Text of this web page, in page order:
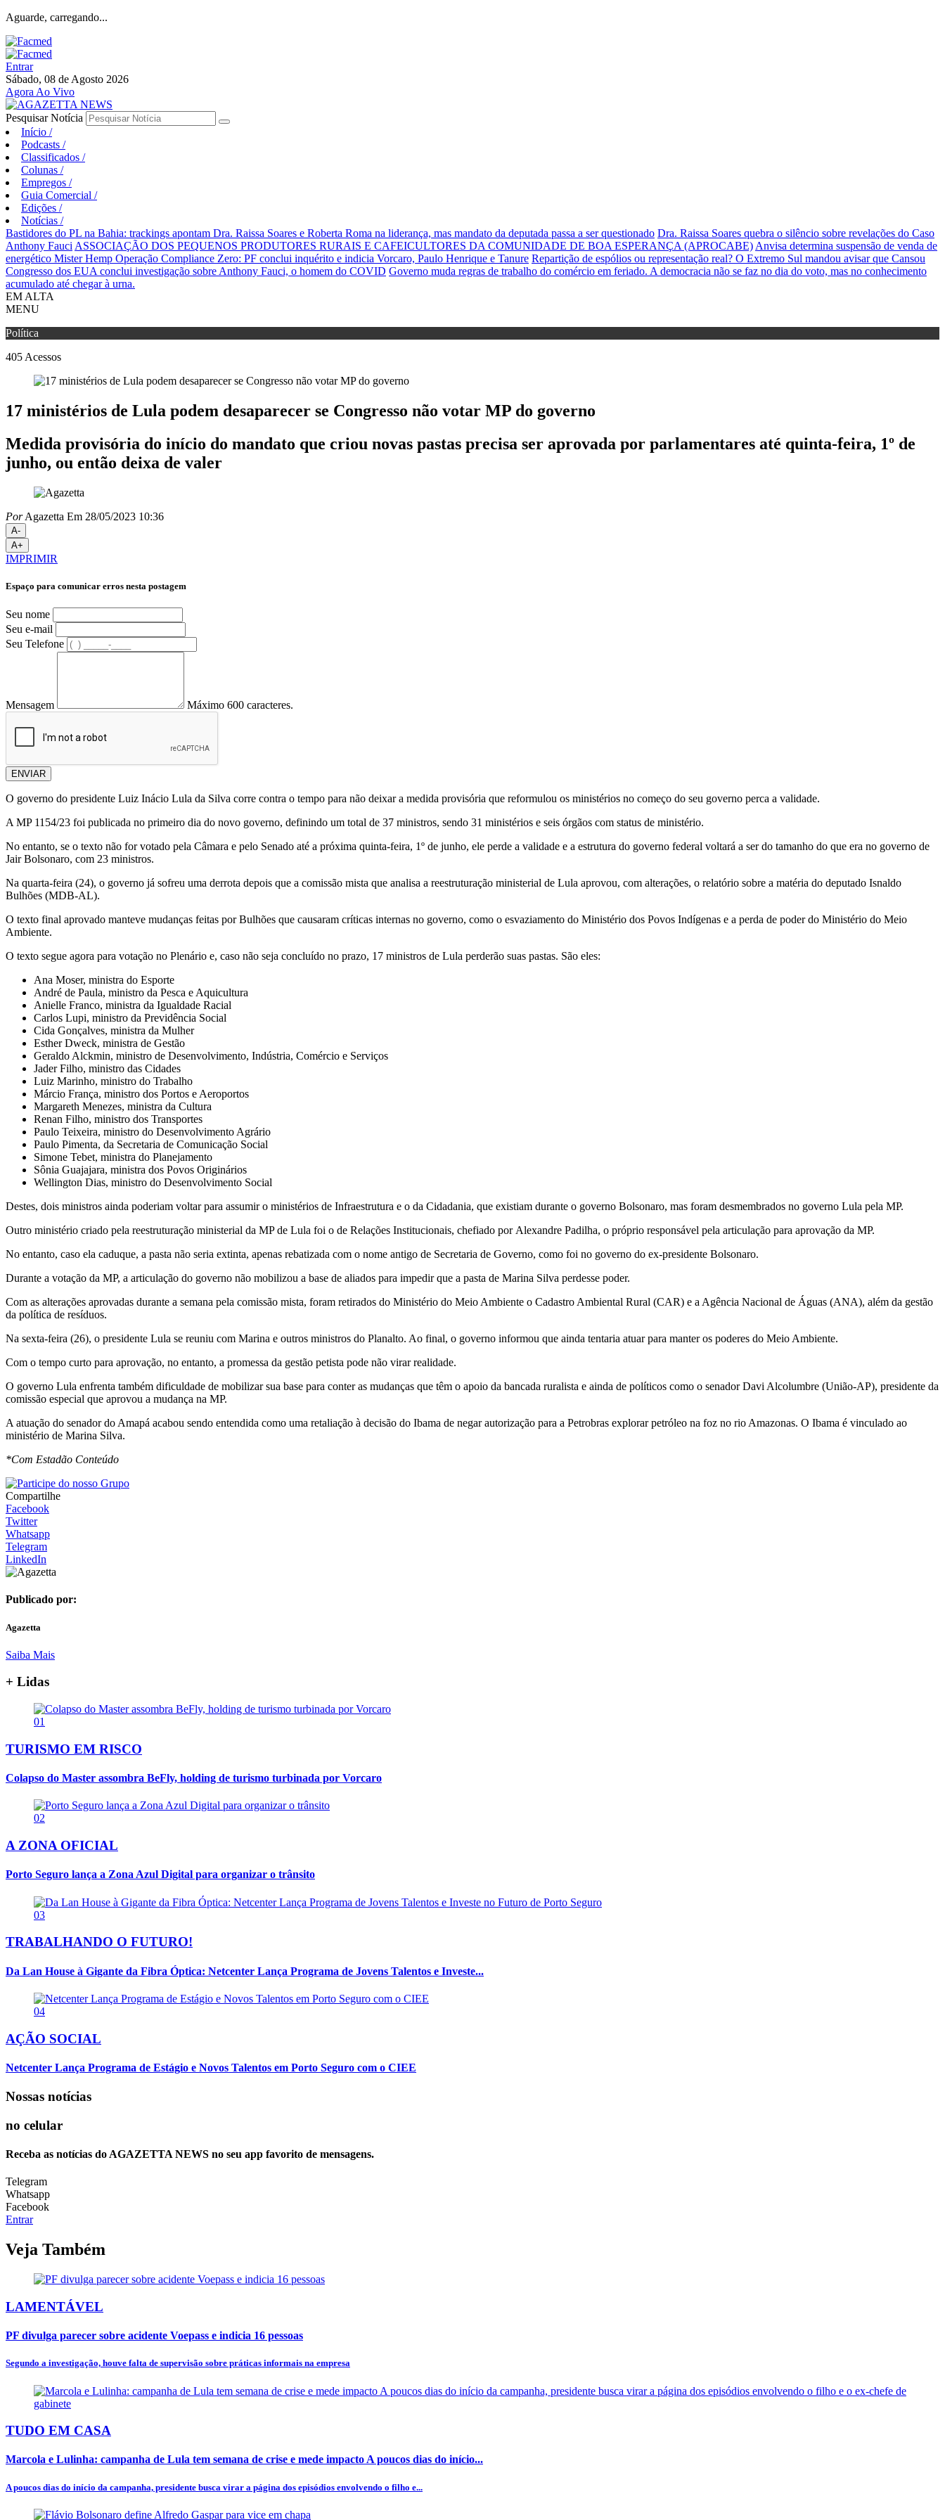
Aguarde, carregando...
Entrar
Sábado, 08 de Agosto 2026
Agora Ao Vivo
Pesquisar Notícia
Início /
Podcasts /
Classificados /
Colunas /
Empregos /
Guia Comercial /
Edições /
Notícias /
Bastidores do PL na Bahia: trackings apontam Dra. Raissa Soares e Roberta Roma na liderança, mas mandato da deputada passa a ser questionado Dra. Raissa Soares quebra o silêncio sobre revelações do Caso
Anthony Fauci ASSOCIAÇÃO DOS PEQUENOS PRODUTORES RURAIS E CAFEICULTORES DA COMUNIDADE DE BOA ESPERANÇA (APROCABE) Anvisa determina suspensão de venda de
energético Mister Hemp Operação Compliance Zero: PF conclui inquérito e indicia Vorcaro, Paulo Henrique e Tanure Repartição de espólios ou representação real? O Extremo Sul mandou avisar que Cansou
Congresso dos EUA conclui investigação sobre Anthony Fauci, o homem do COVID Governo muda regras de trabalho do comércio em feriado. A democracia não se faz no dia do voto, mas no conhecimento
acumulado até chegar à urna.
EM ALTA
MENU
Política
405 Acessos
17 ministérios de Lula podem desaparecer se Congresso não votar MP do governo
Medida provisória do início do mandato que criou novas pastas precisa ser aprovada por parlamentares até quinta-feira, 1º de
junho, ou então deixa de valer
PorAgazetta Em 28/05/2023 10:36
A-
A+
IMPRIMIR
Espaço para comunicar erros nesta postagem
Seu nome
Seu e-mail
Seu Telefone
Mensagem Máximo 600 caracteres.
ENVIAR
O governo do presidente Luiz Inácio Lula da Silva corre contra o tempo para não deixar a medida provisória que reformulou os ministérios no começo do seu governo perca a validade.
A MP 1154/23 foi publicada no primeiro dia do novo governo, definindo um total de 37 ministros, sendo 31 ministérios e seis órgãos com status de ministério.
No entanto, se o texto não for votado pela Câmara e pelo Senado até a próxima quinta-feira, 1º de junho, ele perde a validade e a estrutura do governo federal voltará a ser do tamanho do que era no governo de
Jair Bolsonaro, com 23 ministros.
Na quarta-feira (24), o governo já sofreu uma derrota depois que a comissão mista que analisa a reestruturação ministerial de Lula aprovou, com alterações, o relatório sobre a matéria do deputado Isnaldo
Bulhões (MDB-AL).
O texto final aprovado manteve mudanças feitas por Bulhões que causaram críticas internas no governo, como o esvaziamento do Ministério dos Povos Indígenas e a perda de poder do Ministério do Meio
Ambiente.
O texto segue agora para votação no Plenário e, caso não seja concluído no prazo, 17 ministros de Lula perderão suas pastas. São eles:
Ana Moser, ministra do Esporte
André de Paula, ministro da Pesca e Aquicultura
Anielle Franco, ministra da Igualdade Racial
Carlos Lupi, ministro da Previdência Social
Cida Gonçalves, ministra da Mulher
Esther Dweck, ministra de Gestão
Geraldo Alckmin, ministro de Desenvolvimento, Indústria, Comércio e Serviços
Jader Filho, ministro das Cidades
Luiz Marinho, ministro do Trabalho
Márcio França, ministro dos Portos e Aeroportos
Margareth Menezes, ministra da Cultura
Renan Filho, ministro dos Transportes
Paulo Teixeira, ministro do Desenvolvimento Agrário
Paulo Pimenta, da Secretaria de Comunicação Social
Simone Tebet, ministra do Planejamento
Sônia Guajajara, ministra dos Povos Originários
Wellington Dias, ministro do Desenvolvimento Social
Destes, dois ministros ainda poderiam voltar para assumir o ministérios de Infraestrutura e o da Cidadania, que existiam durante o governo Bolsonaro, mas foram desmembrados no governo Lula pela MP.
Outro ministério criado pela reestruturação ministerial da MP de Lula foi o de Relações Institucionais, chefiado por Alexandre Padilha, o próprio responsável pela articulação para aprovação da MP.
No entanto, caso ela caduque, a pasta não seria extinta, apenas rebatizada com o nome antigo de Secretaria de Governo, como foi no governo do ex-presidente Bolsonaro.
Durante a votação da MP, a articulação do governo não mobilizou a base de aliados para impedir que a pasta de Marina Silva perdesse poder.
Com as alterações aprovadas durante a semana pela comissão mista, foram retirados do Ministério do Meio Ambiente o Cadastro Ambiental Rural (CAR) e a Agência Nacional de Águas (ANA), além da gestão
da política de resíduos.
Na sexta-feira (26), o presidente Lula se reuniu com Marina e outros ministros do Planalto. Ao final, o governo informou que ainda tentaria atuar para manter os poderes do Meio Ambiente.
Com o tempo curto para aprovação, no entanto, a promessa da gestão petista pode não virar realidade.
O governo Lula enfrenta também dificuldade de mobilizar sua base para conter as mudanças que têm o apoio da bancada ruralista e ainda de políticos como o senador Davi Alcolumbre (União-AP), presidente da
comissão especial que aprovou a mudança na MP.
A atuação do senador do Amapá acabou sendo entendida como uma retaliação à decisão do Ibama de negar autorização para a Petrobras explorar petróleo na foz no rio Amazonas. O Ibama é vinculado ao
ministério de Marina Silva.
*Com Estadão Conteúdo
Compartilhe
Facebook
Twitter
Whatsapp
Telegram
LinkedIn
Publicado por:
Agazetta
Saiba Mais
+ Lidas
01
TURISMO EM RISCO
Colapso do Master assombra BeFly, holding de turismo turbinada por Vorcaro
02
A ZONA OFICIAL
Porto Seguro lança a Zona Azul Digital para organizar o trânsito
03
TRABALHANDO O FUTURO!
Da Lan House à Gigante da Fibra Óptica: Netcenter Lança Programa de Jovens Talentos e Investe...
04
AÇÃO SOCIAL
Netcenter Lança Programa de Estágio e Novos Talentos em Porto Seguro com o CIEE
Nossas notícias
no celular
Receba as notícias do AGAZETTA NEWS no seu app favorito de mensagens.
Telegram
Whatsapp
Facebook
Entrar
Veja Também
LAMENTÁVEL
PF divulga parecer sobre acidente Voepass e indicia 16 pessoas
Segundo a investigação, houve falta de supervisão sobre práticas informais na empresa
TUDO EM CASA
Marcola e Lulinha: campanha de Lula tem semana de crise e mede impacto A poucos dias do início...
A poucos dias do início da campanha, presidente busca virar a página dos episódios envolvendo o filho e...